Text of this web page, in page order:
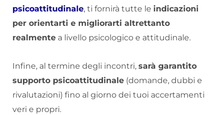
psicoattitudinale, ti fornirà tutte le indicazioni
per orientarti e migliorarti altrettanto
realmente a livello psicologico e attitudinale.
Infine, al termine degli incontri, sarà garantito
supporto psicoattitudinale (domande, dubbi e
rivalutazioni) fino al giorno dei tuoi accertamenti
veri e propri.